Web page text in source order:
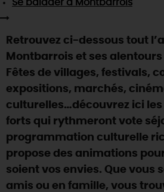
Visitesgourmandeset
Chic,une aire de pique-nique
Par ici lesguinguettes
Que rapporter du Loiret ?
La Route desMétiers d'Art
TOUT L'ART DE
(re)Découvrir les coulisses
Expérimenterles
Une saison de
Rendez-vous de la
Programme des animations
SE REPÉRER,SE
INFOS &
RÉSERVER
Se balader à Montbarrois
Retrouvez ci-dessous tout
Montbarrois et ses alentours
Fêtes de villages, festivals,
expositions, marchés,
culturelles…découvrez ici
forts qui rythmeront vote
programmation culturelle
propose des animations
soient vos envies. Que vous
amis ou en famille, vous